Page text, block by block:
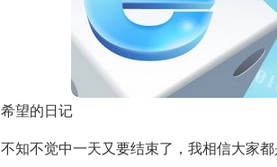
希望的日记
不知不觉中一天又要结束了，我相信大家